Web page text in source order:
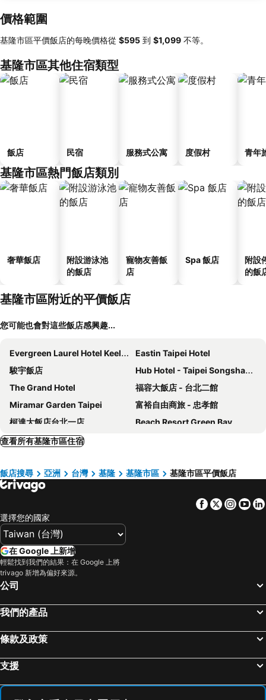
價格範圍
基隆市區平價飯店的每晚價格從 ‎$595 到 ‎$1,099 不等。
基隆市區其他住宿類型
飯店 民宿 服務式公寓 度假村 青年
基隆市區熱門飯店類別
奢華飯店
附設游泳池
的飯店
寵物友善飯
店
Spa 飯店
附設
的飯
基隆市區附近的平價飯店
您可能也會對這些飯店感興趣...
Evergreen Laurel Hotel Keelung
Eastin Taipei Hotel
駿宇飯店
Hub Hotel - Taipei Songshan Airport
The Grand Hotel
福容大飯店 - 台北二館
Miramar Garden Taipei
富裕自由商旅 - 忠孝館
柯達大飯店台北一店
Beach Resort Green Bay
FX Hotel Taipei Nanjing East Road Branch
Forte Hotel Xizhi
Beauty Hotels Taipei - Hotel Bchic
首都大飯店 - 松山館
苓旅松山館 Lininn Tapei Arena
宜家商旅
北都大飯店
Just live inn - New Dahua
The Landis Taipei
Santos Hotel
Fushin No. 2
Deja Vu Hotel
查看所有基隆市區住宿
飯店搜尋 亞洲 台灣 基隆 基隆市區 基隆市區平價飯店
Facebook
Twitter
選擇您的國家
在 Google 上新增
輕鬆找到我們的結果：在 Google 上將
trivago 新增為偏好來源。
公司
我們的產品
條款及政策
支援